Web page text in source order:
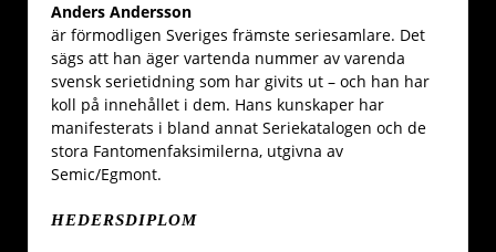
Anders Andersson
är förmodligen Sveriges främste seriesamlare. Det
sägs att han äger vartenda nummer av varenda
svensk serietidning som har givits ut – och han har
koll på innehållet i dem. Hans kunskaper har
manifesterats i bland annat Seriekatalogen och de
stora Fantomenfaksimilerna, utgivna av
Semic/Egmont.
HEDERSDIPLOM